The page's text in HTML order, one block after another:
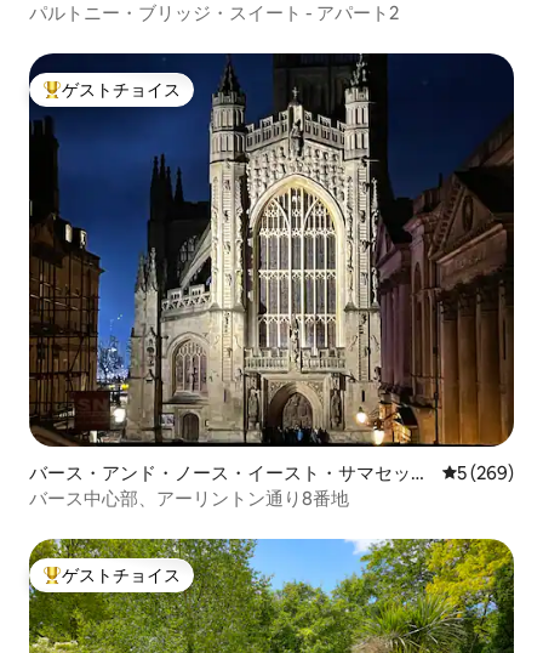
パルトニー・ブリッジ・スイート - アパート2
大好評のゲストチョイスです。
ゲストチョイス
バース・アンド・ノース・イースト・サマセット
のコンドミニアム
レビュー
5 (269)
バース中心部、アーリントン通り8番地
大好評のゲストチョイスです。
ゲストチョイス